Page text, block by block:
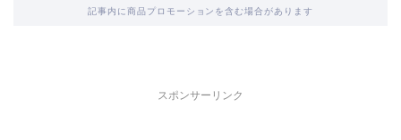
記事内に商品プロモーションを含む場合があります
スポンサーリンク